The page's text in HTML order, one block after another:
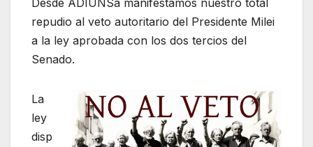
repudio al veto autoritario del Presidente Milei
a la ley aprobada con los dos tercios del
Senado.
La
ley
disp